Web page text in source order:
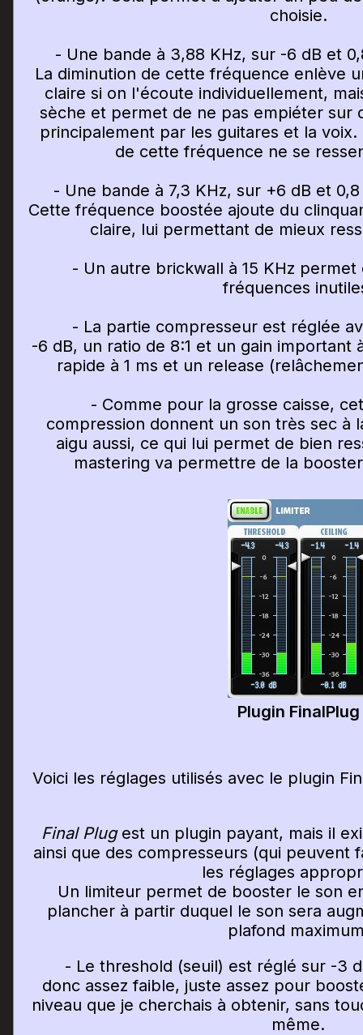
choisie.
- Une bande à 3,88 KHz, sur -6 dB et
La diminution de cette fréquence enlève
claire si on l'écoute individuellement,
sèche et permet de ne pas empiéter sur
principalement par les guitares et la
de cette fréquence ne se
- Une bande à 7,3 KHz, sur +6 dB et
Cette fréquence boostée ajoute du
claire, lui permettant de mieux
- Un autre brickwall à 15 KHz permet
fréquences
- La partie compresseur est réglée
-6 dB, un ratio de 8:1 et un gain important
rapide à 1 ms et un release
- Comme pour la grosse caisse,
compression donnent un son très sec à
aigu aussi, ce qui lui permet de bien
mastering va permettre de la
Plugin FinalPlug
Voici les réglages utilisés avec le plugin
Final Plugest un plugin payant, mais il
ainsi que des compresseurs (qui peuvent
les réglages
Un limiteur permet de booster le son
plancher à partir duquel le son sera
plafond
- Le threshold (seuil) est réglé sur -3
donc assez faible, juste assez pour
niveau que je cherchais à obtenir, sans
même.